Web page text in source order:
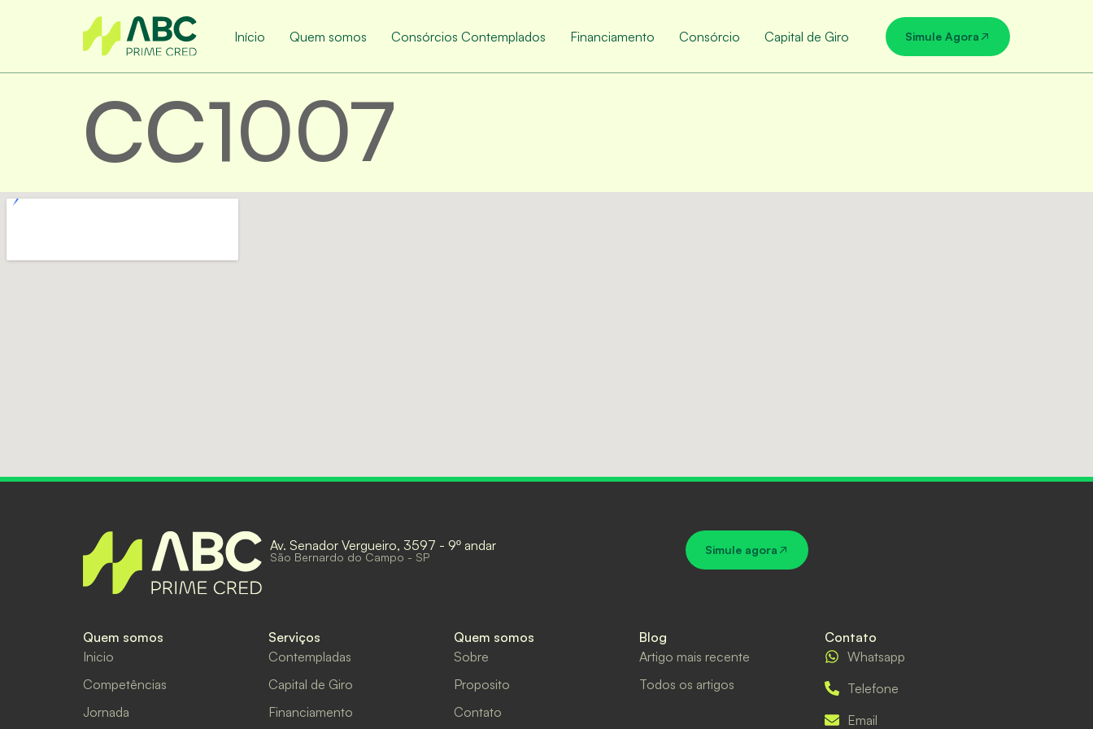
Início Quem somos Consórcios Contemplados Financiamento Consórcio Capital de Giro Simule Agora
CC1007
Av. Senador Vergueiro, 3597 - 9º andar
São Bernardo do Campo - SP
Simule agora
Quem somos
Inicio
Competências
Jornada
Serviços
Contempladas
Capital de Giro
Financiamento
Quem somos
Sobre
Proposito
Contato
Blog
Artigo mais recente
Todos os artigos
Contato
Whatsapp
Telefone
Email